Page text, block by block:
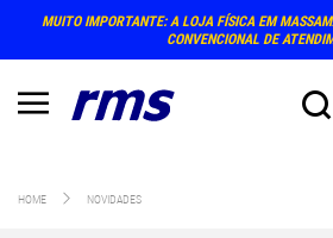
MUITO IMPORTANTE: A LOJA FÍSICA EM
CONVENCIONAL DE
HOME NOVIDADES